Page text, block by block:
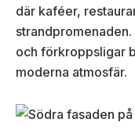
där kaféer,
och förkroppsligar
moderna atmosfär.